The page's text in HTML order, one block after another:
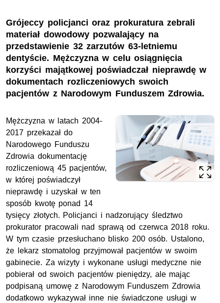
Grójeccy policjanci oraz prokuratura zebrali
materiał dowodowy pozwalający na
przedstawienie 32 zarzutów 63-letniemu
dentyście. Mężczyzna w celu osiągnięcia
korzyści majątkowej poświadczał nieprawdę w
dokumentach rozliczeniowych swoich
pacjentów z Narodowym Funduszem Zdrowia.
Mężczyzna w latach 2004-
2017 przekazał do
Narodowego Funduszu
Zdrowia dokumentację
rozliczeniową 45 pacjentów,
w której poświadczył
nieprawdę i uzyskał w ten
sposób kwotę ponad 14
tysięcy złotych. Policjanci i nadzorujący śledztwo
prokurator pracowali nad sprawą od czerwca 2018 roku.
W tym czasie przesłuchano blisko 200 osób. Ustalono,
że lekarz stomatolog przyjmował pacjentów w swoim
gabinecie. Za wizyty i wykonane usługi medyczne nie
pobierał od swoich pacjentów pieniędzy, ale mając
podpisaną umowę z Narodowym Funduszem Zdrowia
dodatkowo wykazywał inne nie świadczone usługi w